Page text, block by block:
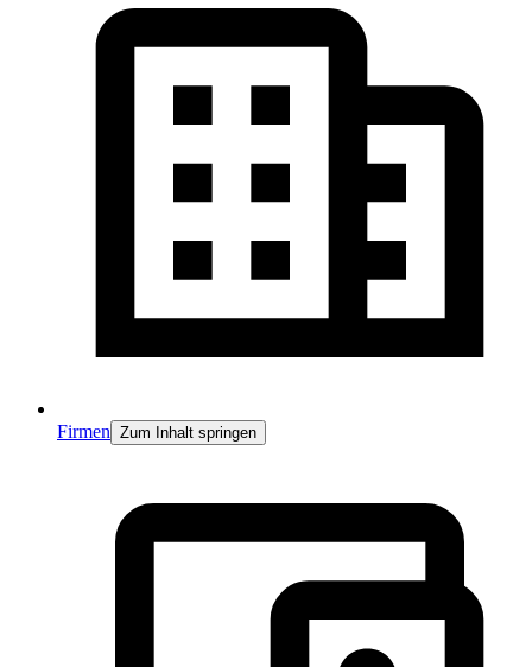
Firmen Zum Inhalt springen